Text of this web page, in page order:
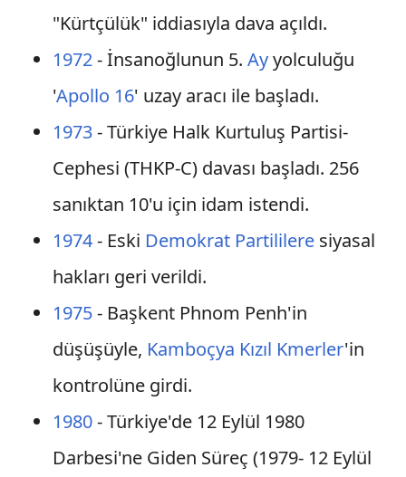
"Kürtçülük" iddiasıyla dava açıldı.
1972- İnsanoğlunun 5. Ayyolculuğu
'Apollo 16' uzay aracı ile başladı.
1973- Türkiye Halk Kurtuluş Partisi-
Cephesi (THKP-C) davası başladı. 256
sanıktan 10'u için idam istendi.
1974- Eski Demokrat Partilileresiyasal
hakları geri verildi.
1975- Başkent Phnom Penh'in
düşüşüyle, Kamboçya Kızıl Kmerler'in
kontrolüne girdi.
1980- Türkiye'de 12 Eylül 1980
Darbesi'ne Giden Süreç (1979- 12 Eylül